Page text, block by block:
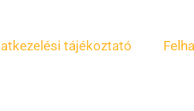
tájékoztató